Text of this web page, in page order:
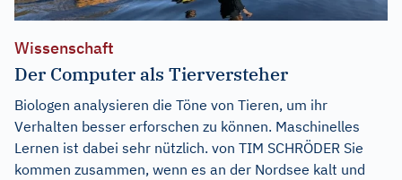
Wissenschaft
Der Computer als Tierversteher
Biologen analysieren die Töne von Tieren, um ihr
Verhalten besser erforschen zu können. Maschinelles
Lernen ist dabei sehr nützlich. von TIM SCHRÖDER Sie
kommen zusammen, wenn es an der Nordsee kalt und